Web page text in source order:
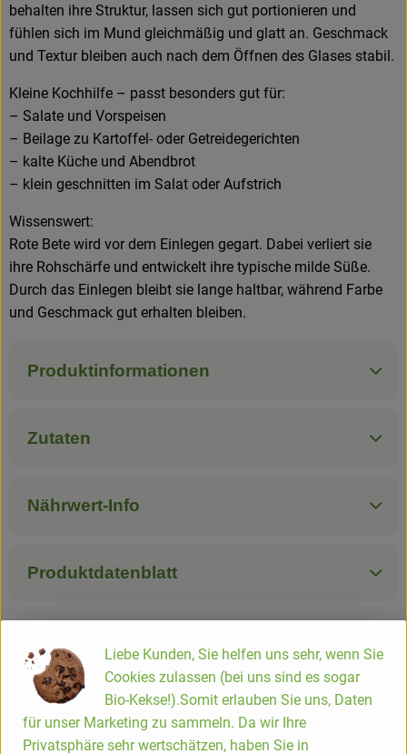
behalten ihre Struktur, lassen sich gut portionieren und
fühlen sich im Mund gleichmäßig und glatt an. Geschmack
und Textur bleiben auch nach dem Öffnen des Glases stabil.
Kleine Kochhilfe – passt besonders gut für:
– Salate und Vorspeisen
– Beilage zu Kartoffel- oder Getreidegerichten
– kalte Küche und Abendbrot
– klein geschnitten im Salat oder Aufstrich
Wissenswert:
Rote Bete wird vor dem Einlegen gegart. Dabei verliert sie
ihre Rohschärfe und entwickelt ihre typische milde Süße.
Durch das Einlegen bleibt sie lange haltbar, während Farbe
und Geschmack gut erhalten bleiben.
Produktinformationen
Zutaten
Nährwert-Info
Produktdatenblatt
Herkunft
Hersteller: Nur Puur
Liebe Kunden, Sie helfen uns sehr, wenn Sie
Cookies zulassen (bei uns sind es sogar
Bio-Kekse!).Somit erlauben Sie uns, Daten
für unser Marketing zu sammeln. Da wir Ihre
Privatsphäre sehr wertschätzen, haben Sie in